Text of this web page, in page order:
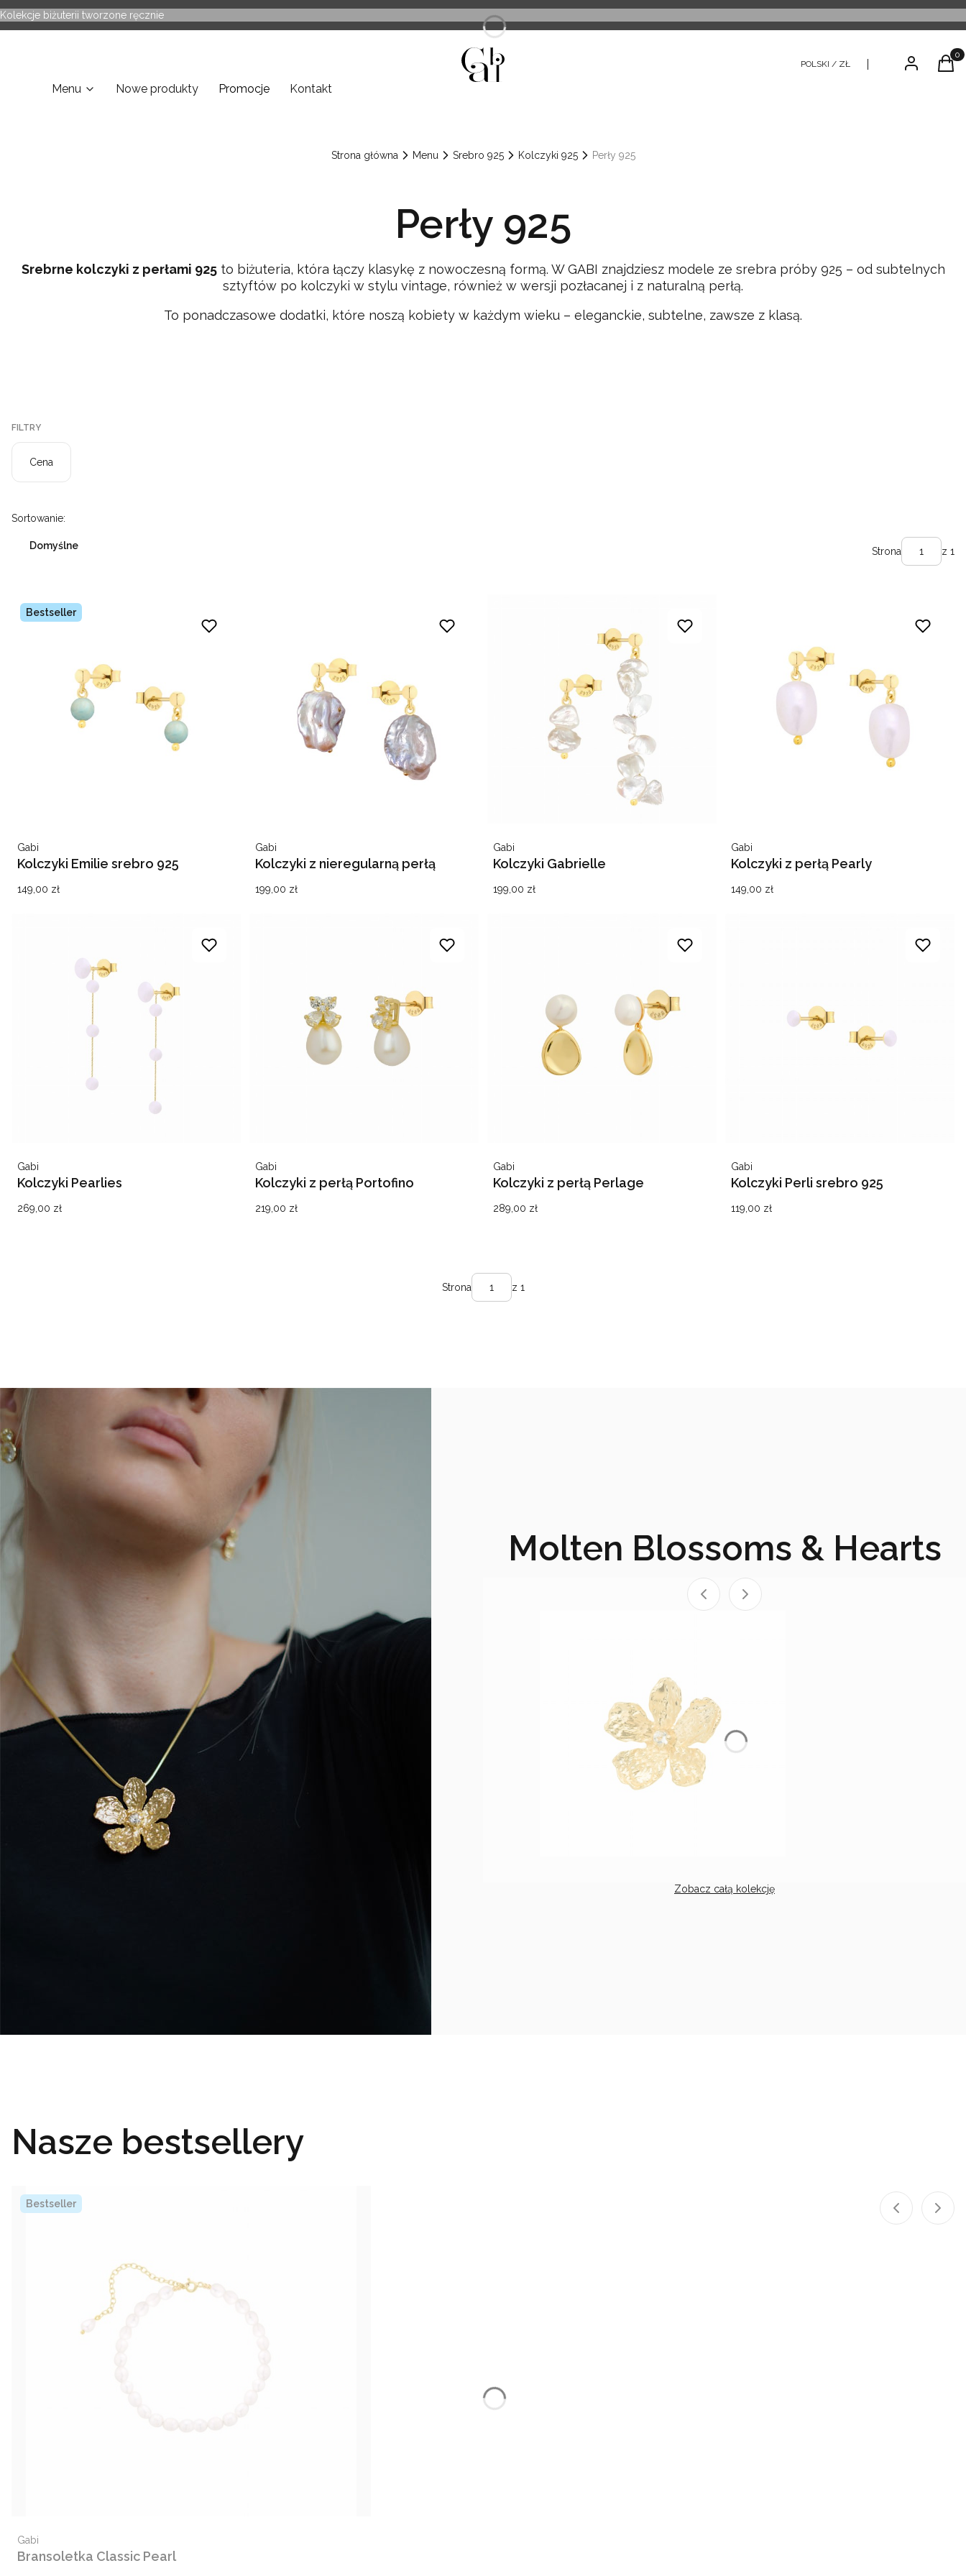
Kolekcje biżuterii tworzone ręcznie
POLSKI / ZŁ Zaloguj się
Menu Nowe produkty Promocje Kontakt
Strona główna Menu Srebro 925 Kolczyki 925 Perły 925
Perły 925
Srebrne kolczyki z perłami 925to biżuteria, która łączy klasykę z nowoczesną formą. W GABI znajdziesz modele ze srebra próby 925 – od subtelnych
sztyftów po kolczyki w stylu vintage, również w wersji pozłacanej i z naturalną perłą.
To ponadczasowe dodatki, które noszą kobiety w każdym wieku – eleganckie, subtelne, zawsze z klasą.
FILTRY
Cena
Lista produktów
Sortowanie:
Domyślne Strona z 1
Bestseller
Kolczyki Emilie srebro 925
Producent
Gabi
Cena
149,00 zł
Kolczyki z nieregularną perłą
Producent
Gabi
Cena
199,00 zł
Kolczyki Gabrielle
Producent
Gabi
Cena
199,00 zł
Kolczyki z perłą Pearly
Producent
Gabi
Cena
149,00 zł
Kolczyki Pearlies
Producent
Gabi
Cena
269,00 zł
Kolczyki z perłą Portofino
Producent
Gabi
Cena
219,00 zł
Kolczyki z perłą Perlage
Producent
Gabi
Cena
289,00 zł
Kolczyki Perli srebro 925
Producent
Gabi
Cena
119,00 zł
Strona z 1
Molten Blossoms & Hearts
Zobacz całą kolekcję
Nasze bestsellery
Bestseller
Bransoletka Classic Pearl
Producent
Gabi